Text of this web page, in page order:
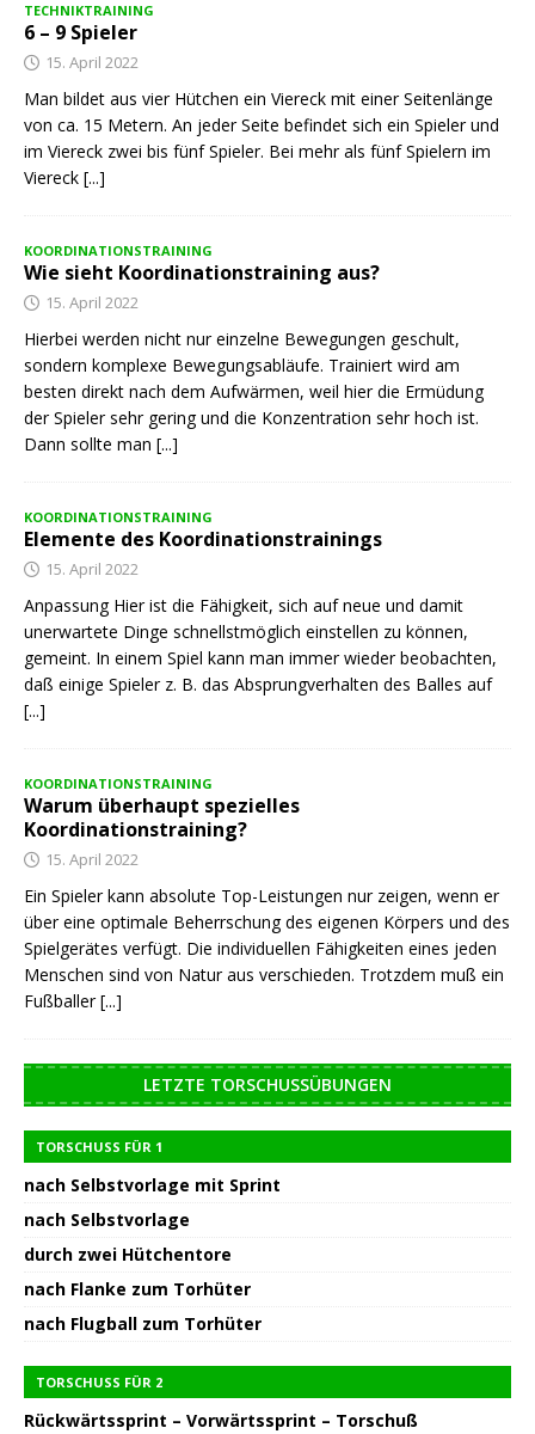
TECHNIKTRAINING
6 – 9 Spieler
15. April 2022
Man bildet aus vier Hütchen ein Viereck mit einer Seitenlänge
von ca. 15 Metern. An jeder Seite befindet sich ein Spieler und
im Viereck zwei bis fünf Spieler. Bei mehr als fünf Spielern im
Viereck [...]
KOORDINATIONSTRAINING
Wie sieht Koordinationstraining aus?
15. April 2022
Hierbei werden nicht nur einzelne Bewegungen geschult,
sondern komplexe Bewegungsabläufe. Trainiert wird am
besten direkt nach dem Aufwärmen, weil hier die Ermüdung
der Spieler sehr gering und die Konzentration sehr hoch ist.
Dann sollte man [...]
KOORDINATIONSTRAINING
Elemente des Koordinationstrainings
15. April 2022
Anpassung Hier ist die Fähigkeit, sich auf neue und damit
unerwartete Dinge schnellstmöglich einstellen zu können,
gemeint. In einem Spiel kann man immer wieder beobachten,
daß einige Spieler z. B. das Absprungverhalten des Balles auf
[...]
KOORDINATIONSTRAINING
Warum überhaupt spezielles
Koordinationstraining?
15. April 2022
Ein Spieler kann absolute Top-Leistungen nur zeigen, wenn er
über eine optimale Beherrschung des eigenen Körpers und des
Spielgerätes verfügt. Die individuellen Fähigkeiten eines jeden
Menschen sind von Natur aus verschieden. Trotzdem muß ein
Fußballer[...]
LETZTE TORSCHUSSÜBUNGEN
TORSCHUSS FÜR 1
nach Selbstvorlage mit Sprint
nach Selbstvorlage
durch zwei Hütchentore
nach Flanke zum Torhüter
nach Flugball zum Torhüter
TORSCHUSS FÜR 2
Rückwärtssprint – Vorwärtssprint – Torschuß